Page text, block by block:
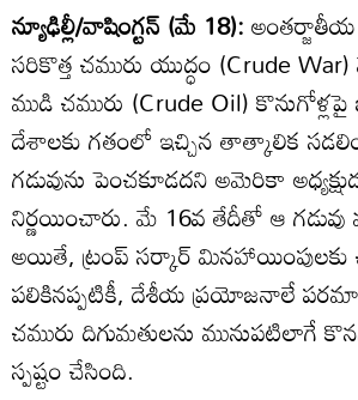
న్యూఢిల్లీ/వాషింగ్టన్ (మే 18):
సరికొత్త చమురు యుద్ధం (Crude
ముడి చమురు (Crude Oil)
దేశాలకు గతంలో ఇచ్చిన తాత్కాలిక
గడువును పెంచకూడదని అమెరికా
నిర్ణయించారు. మే 16వ తేదీతో ఆ
అయితే, ట్రంప్ సర్కార్
పలికినప్పటికీ, దేశీయ ప్రయోజనాలే
చమురు దిగుమతులను మునుపటిలాగే
స్పష్టం చేసింది.